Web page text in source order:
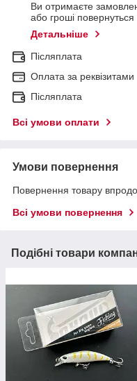
Ви отримаєте
або гроші
Детальніше
Післяплата
Оплата за реквізитами
Післяплата
Всі умови оплати
Умови повернення
Повернення товару
Всі умови повернення
Подібні товари